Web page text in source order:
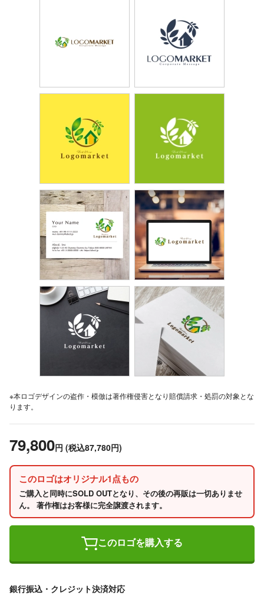
※本ロゴデザインの盗作・模倣は著作権侵害となり賠償請求・処罰の対象とな
ります。
79,800円 (税込87,780円)
このロゴはオリジナル1点もの
ご購入と同時にSOLD OUTとなり、その後の再販は一切ありませ
ん。 著作権はお客様に完全譲渡されます。
このロゴを購入する
銀行振込・クレジット決済対応